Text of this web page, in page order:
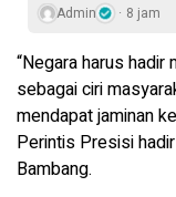
Admin 8 jam
“Negara harus
sebagai ciri
mendapat jaminan
Perintis Presisi
Bambang.